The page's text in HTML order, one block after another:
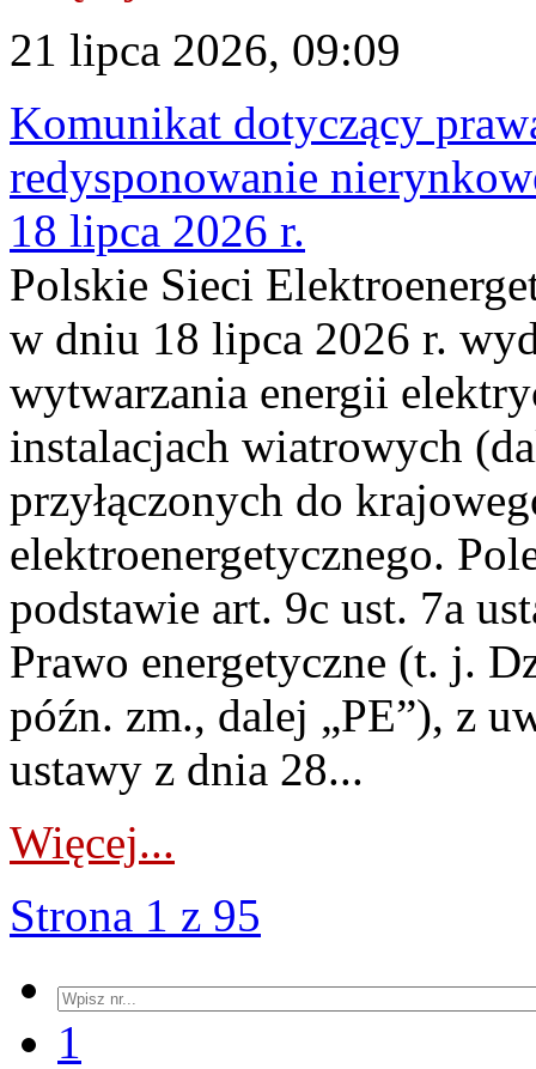
21 lipca 2026, 09:09
Komunikat dotyczący
redysponowanie
18 lipca 2026 r.
Polskie Sieci
w dniu 18 lipca 2026 r.
wytwarzania energii
instalacjach wiatrowych
przyłączonych do
elektroenergetycznego.
podstawie art. 9c ust. 7a
Prawo energetyczne (t. j.
późn. zm., dalej „PE”), z
ustawy z dnia 28...
Więcej...
Strona 1 z 95
1